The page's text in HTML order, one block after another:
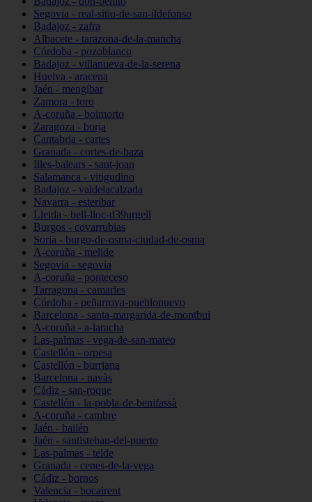
Segovia - real-sitio-de-san-ildefonso
Badajoz - zafra
Albacete - tarazona-de-la-mancha
Córdoba - pozoblanco
Badajoz - villanueva-de-la-serena
Huelva - aracena
Jaén - mengíbar
Zamora - toro
A-coruña - boimorto
Zaragoza - borja
Cantabria - cartes
Granada - cortes-de-baza
Illes-balears - sant-joan
Salamanca - vitigudino
Badajoz - valdelacalzada
Navarra - esteribar
Lleida - bell-lloc-d39urgell
Burgos - covarrubias
Soria - burgo-de-osma-ciudad-de-osma
A-coruña - melide
Segovia - segovia
A-coruña - ponteceso
Tarragona - camarles
Córdoba - peñarroya-pueblonuevo
Barcelona - santa-margarida-de-montbui
A-coruña - a-laracha
Las-palmas - vega-de-san-mateo
Castellón - orpesa
Castellón - burriana
Barcelona - navàs
Cádiz - san-roque
Castellón - la-pobla-de-benifassà
A-coruña - cambre
Jaén - bailén
Jaén - santisteban-del-puerto
Las-palmas - telde
Granada - cenes-de-la-vega
Cádiz - bornos
Valencia - bocairent